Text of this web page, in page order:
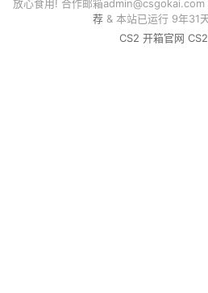
放心食用! 合作邮箱admin@csgokai.com
荐 & 本站已运行 9年31
CS2 开箱官网